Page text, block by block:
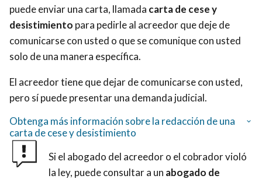
puede enviar una carta, llamada carta de cese y
desistimiento para pedirle al acreedor que deje de
comunicarse con usted o que se comunique con usted
solo de una manera específica.
El acreedor tiene que dejar de comunicarse con usted,
pero sí puede presentar una demanda judicial.
Obtenga más información sobre la redacción de una
carta de cese y desistimiento
Si el abogado del acreedor o el cobrador violó
la ley, puede consultar a un abogado de